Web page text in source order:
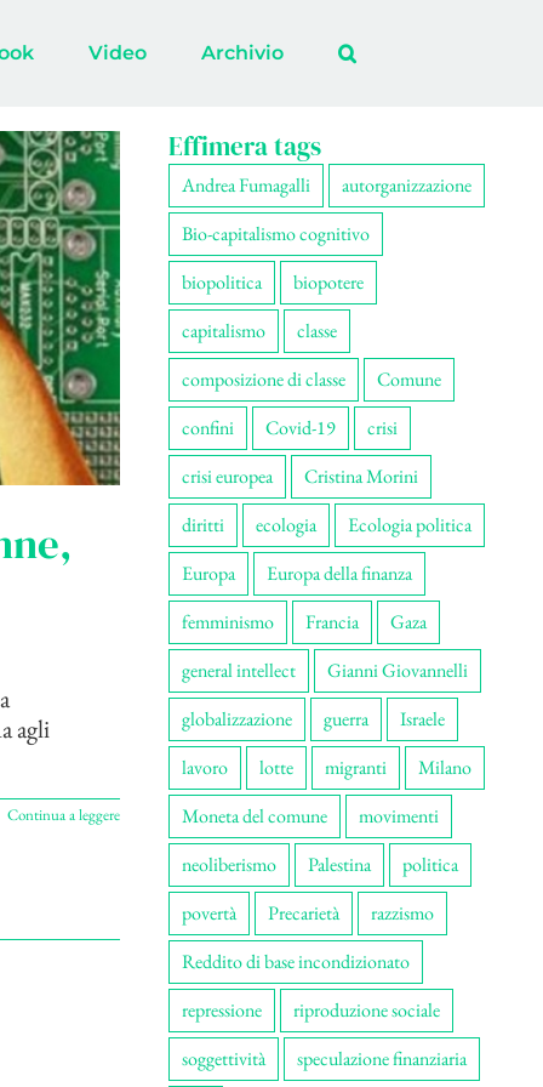
Video Archivio
agli
Continua a leggere
Effimera tags
Andrea Fumagalli
autorganizzazione
Bio-capitalismo cognitivo
biopolitica
biopotere
capitalismo
classe
composizione di classe
Comune
confini
Covid-19
crisi
crisi europea
Cristina Morini
diritti
ecologia
Ecologia politica
Europa
Europa della finanza
femminismo
Francia
Gaza
general intellect
Gianni Giovannelli
globalizzazione
guerra
Israele
lavoro
lotte migranti
Milano
Moneta del comune
movimenti
neoliberismo
Palestina
politica
povertà
Precarietà
razzismo
Reddito di base incondizionato
repressione
riproduzione sociale
soggettività
speculazione finanziaria